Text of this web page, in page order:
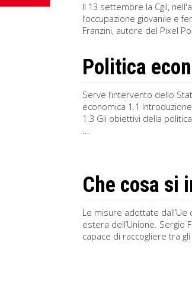
Il 13 settembre la Cgil,
l’occupazione giovanile e
Franzini, autore del Pixel
Politica
Serve l’intervento dello
economica 1.1
1.3 Gli obiettivi della
...
Che cosa si
Le misure adottate
estera dell’Unione.
capace di raccogliere tra